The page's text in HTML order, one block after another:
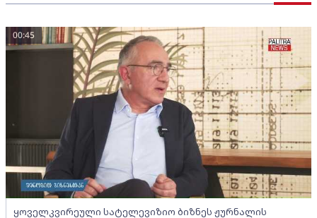
ყოველკვირეული სატელევიზიო ბიზნეს ჟურნალის
00:45